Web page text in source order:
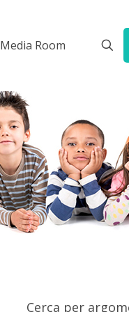
Media Room
Cerca per